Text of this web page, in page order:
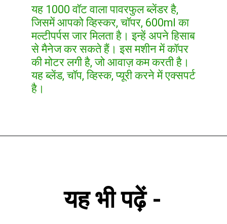
यह 1000 वॉट वाला पावरफुल ब्लेंडर है,
जिसमें आपको व्हिस्कर, चॉपर, 600ml का
मल्टीपर्पस जार मिलता है। इन्हें अपने हिसाब
से मैनेज कर सकते हैं। इस मशीन में कॉपर
की मोटर लगी है, जो आवाज़ कम करती है।
यह ब्लेंड, चॉप, व्हिस्क, प्यूरी करने में एक्सपर्ट
है।
यह भी पढ़ें -